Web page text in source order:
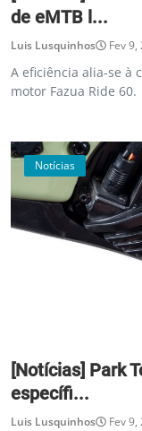
de eMTB l...
Luis Lusquinhos Fev 9,
A eficiência alia-se à
motor Fazua Ride 60.
Notícias
[Notícias] Park
específi...
Luis Lusquinhos Fev 9,